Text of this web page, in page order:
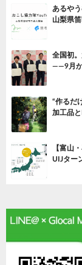
あるや
山梨県
全国初
——9月か
“作るだ
加工品
【富山
UIJター